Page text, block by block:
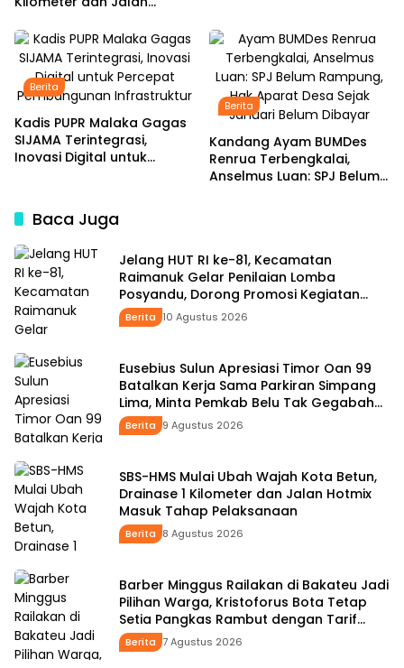
Pelaksanaan
Ribu per Kepala
Berita
Kadis PUPR Malaka Gagas
SIJAMA Terintegrasi,
Inovasi Digital untuk
Berita
Kandang Ayam BUMDes
Renrua Terbengkalai,
Anselmus Luan: SPJ Belum
Baca Juga
Jelang HUT RI ke-81, Kecamatan
Raimanuk Gelar Penilaian Lomba
Posyandu, Dorong Promosi Kegiatan
Kesehatan
Berita 10 Agustus 2026
Eusebius Sulun Apresiasi Timor Oan 99
Batalkan Kerja Sama Parkiran Simpang
Lima, Minta Pemkab Belu Tak Gegabah
Buat Kebijakan
Berita 9 Agustus 2026
SBS-HMS Mulai Ubah Wajah Kota Betun,
Drainase 1 Kilometer dan Jalan Hotmix
Masuk Tahap Pelaksanaan
Berita 8 Agustus 2026
Barber Minggus Railakan di Bakateu Jadi
Pilihan Warga, Kristoforus Bota Tetap
Setia Pangkas Rambut dengan Tarif
Rp15 Ribu per Kepala
Berita 7 Agustus 2026